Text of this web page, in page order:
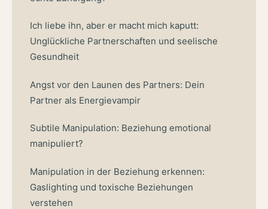
Ich liebe ihn, aber er macht mich kaputt:
Unglückliche Partnerschaften und seelische
Gesundheit
Angst vor den Launen des Partners: Dein
Partner als Energievampir
Subtile Manipulation: Beziehung emotional
manipuliert?
Manipulation in der Beziehung erkennen:
Gaslighting und toxische Beziehungen
verstehen